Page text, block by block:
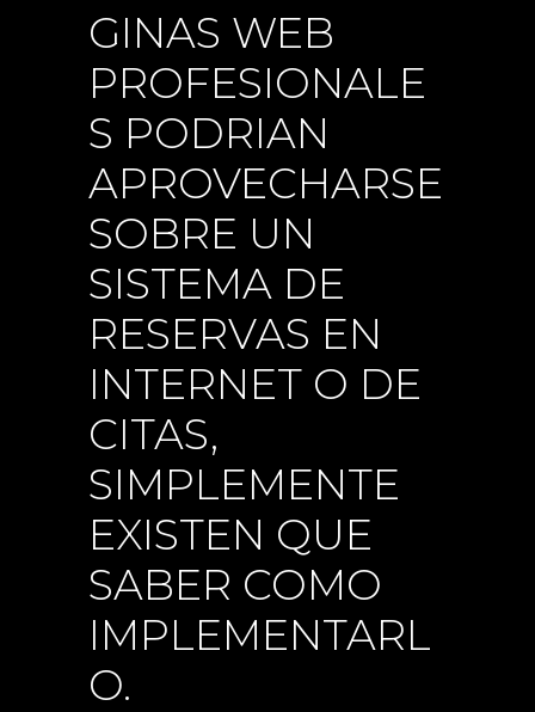
GINAS WEB
PROFESIONALE
S PODRI­AN
APROVECHARSE
SOBRE UN
SISTEMA DE
RESERVAS EN
INTERNET O DE
CITAS,
SIMPLEMENTE
EXISTEN QUE
SABER COMO
IMPLEMENTARL
O.